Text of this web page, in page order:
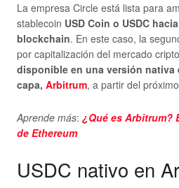
La empresa Circle está lista para
stablecoin USD Coin o USDC
blockchain. En este caso, la
por capitalización del mercado
disponible en una versión nativa
capa, Arbitrum, a partir del
Aprende más: ¿Qué es Arbitrum?
de Ethereum
USDC nativo en